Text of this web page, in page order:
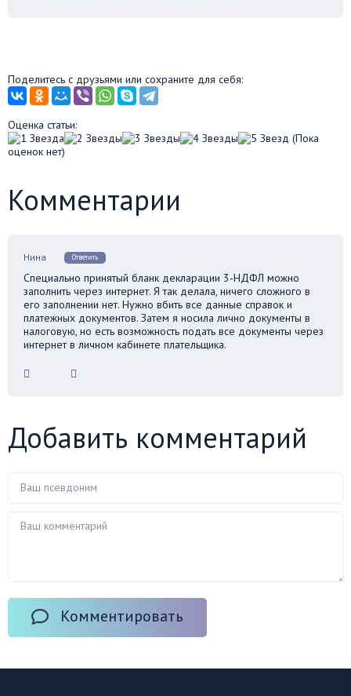
Поделитесь с друзьями или сохраните для себя:
Оценка статьи:
(Пока
оценок нет)
Комментарии
Нина Ответить
Специально принятый бланк декларации 3-НДФЛ можно
заполнить через интернет. Я так делала, ничего сложного в
его заполнении нет. Нужно вбить все данные справок и
платежных документов. Затем я носила лично документы в
налоговую, но есть возможность подать все документы через
интернет в личном кабинете плательщика.
Добавить комментарий
Комментировать